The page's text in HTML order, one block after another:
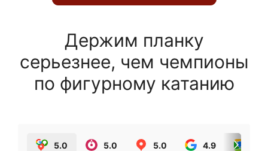
Держим планку
серьезнее, чем чемпионы
по фигурному катанию
5.0 5.0 5.0 4.9